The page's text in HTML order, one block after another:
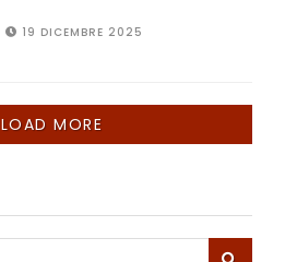
19 DICEMBRE 2025
LOAD MORE